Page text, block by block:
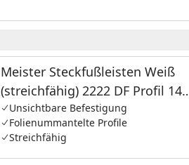
Meister Steckfußleisten Weiß
(streichfähig) 2222 DF Profil 14
MK/15MK/16MK_NEUE Länge
Unsichtbare Befestigung
Folienummantelte Profile
Streichfähig